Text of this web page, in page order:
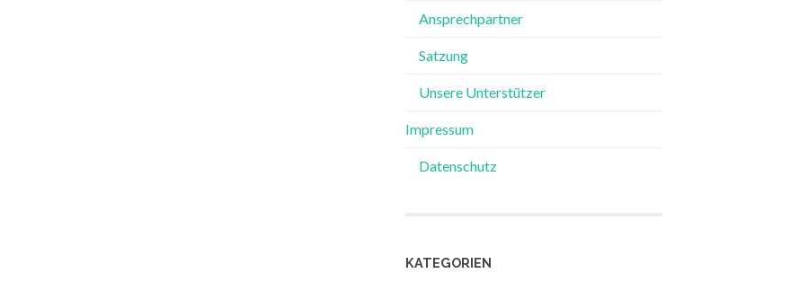
Ansprechpartner
Satzung
Unsere Unterstützer
Impressum
Datenschutz
KATEGORIEN